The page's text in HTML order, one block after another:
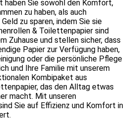
haben Sie sowohl den Komfort,
zu haben, als auch
zu sparen, indem Sie sie
& Toilettenpapier sind
Zuhause und stellen sicher, dass
Papier zur Verfügung haben,
oder die persönliche Pflege
und Ihre Familie mit unserem
Kombipaket aus
das den Alltag etwas
macht. Mit unseren
Sie auf Effizienz und Komfort in